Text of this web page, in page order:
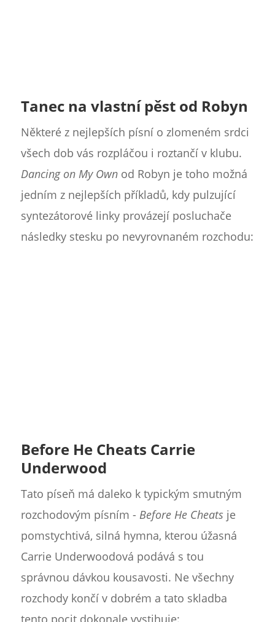
Tanec na vlastní pěst od Robyn
Některé z nejlepších písní o zlomeném srdci
všech dob vás rozpláčou i roztančí v klubu.
Dancing on My Ownod Robyn je toho možná
jedním z nejlepších příkladů, kdy pulzující
syntezátorové linky provázejí posluchače
následky stesku po nevyrovnaném rozchodu:
Before He Cheats Carrie
Underwood
Tato píseň má daleko k typickým smutným
rozchodovým písním - Before He Cheats je
pomstychtivá, silná hymna, kterou úžasná
Carrie Underwoodová podává s tou
správnou dávkou kousavosti. Ne všechny
rozchody končí v dobrém a tato skladba
tento pocit dokonale vystihuje: